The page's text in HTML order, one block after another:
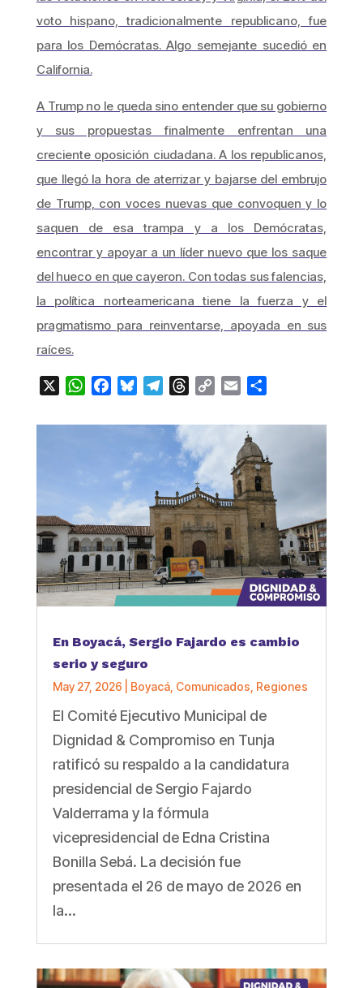
voto hispano, tradicionalmente republicano, fue
para los Demócratas. Algo semejante sucedió en
California.
A Trump no le queda sino entender que su gobierno
y sus propuestas finalmente enfrentan una
creciente oposición ciudadana. A los republicanos,
que llegó la hora de aterrizar y bajarse del embrujo
de Trump, con voces nuevas que convoquen y lo
saquen de esa trampa y a los Demócratas,
encontrar y apoyar a un líder nuevo que los saque
del hueco en que cayeron. Con todas sus falencias,
la política norteamericana tiene la fuerza y el
pragmatismo para reinventarse, apoyada en sus
raíces.
WhatsApp
FacebookBlueskyTelegramThreads
Copy Email
En Boyacá, Sergio Fajardo es cambio
serio y seguro
May 27, 2026 Boyacá, Comunicados Regiones
El Comité Ejecutivo Municipal de
Dignidad & Compromiso en Tunja
ratificó su respaldo a la candidatura
presidencial de Sergio Fajardo
Valderrama y la fórmula
vicepresidencial de Edna Cristina
Bonilla Sebá. La decisión fue
presentada el 26 de mayo de 2026 en
la...